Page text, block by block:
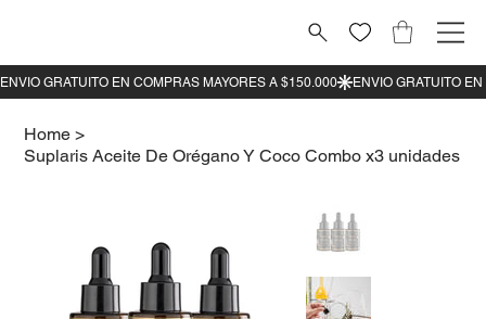
Home >
Suplaris Aceite De Orégano Y Coco Combo x3 unidades